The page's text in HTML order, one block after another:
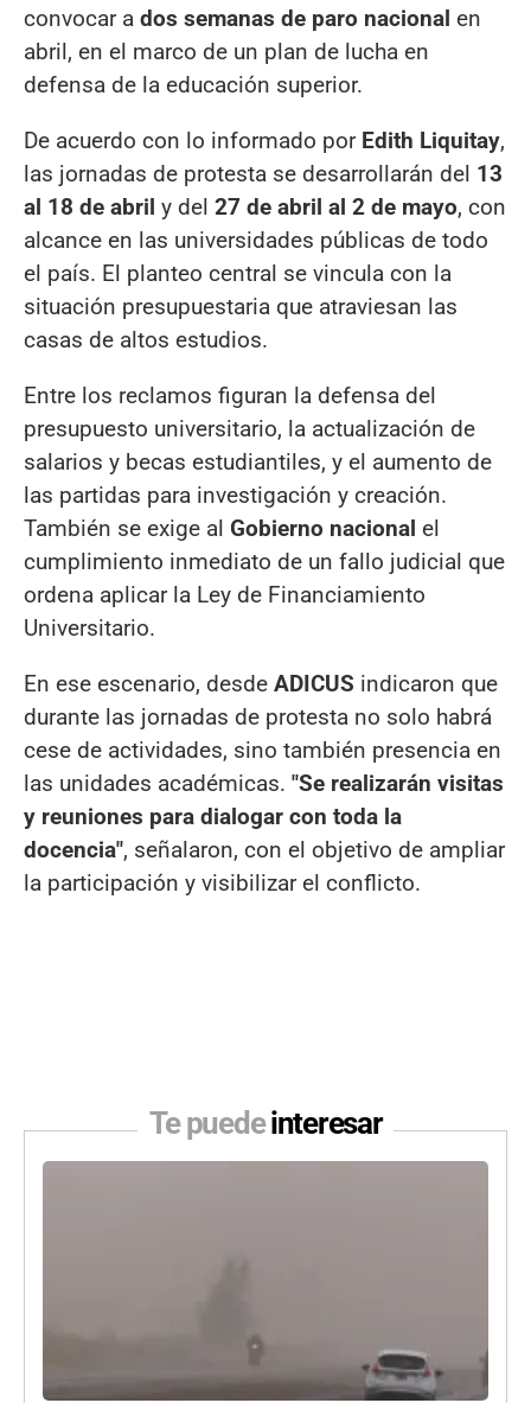
convocar a dos semanas de paro nacional en
abril, en el marco de un plan de lucha en
defensa de la educación superior.
De acuerdo con lo informado por Edith Liquitay,
las jornadas de protesta se desarrollarán del 13
al 18 de abril y del 27 de abril al 2 de mayo, con
alcance en las universidades públicas de todo
el país. El planteo central se vincula con la
situación presupuestaria que atraviesan las
casas de altos estudios.
Entre los reclamos figuran la defensa del
presupuesto universitario, la actualización de
salarios y becas estudiantiles, y el aumento de
las partidas para investigación y creación.
También se exige al Gobierno nacional el
cumplimiento inmediato de un fallo judicial que
ordena aplicar la Ley de Financiamiento
Universitario.
En ese escenario, desde ADICUS indicaron que
durante las jornadas de protesta no solo habrá
cese de actividades, sino también presencia en
las unidades académicas. "Se realizarán visitas
y reuniones para dialogar con toda la
docencia", señalaron, con el objetivo de ampliar
la participación y visibilizar el conflicto.
Te puedeinteresar